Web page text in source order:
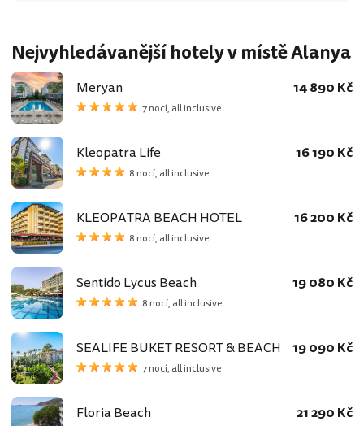
Nejvyhledávanější hotely v místě Alanya
Meryan
7 nocí, all inclusive
14 890 Kč
Kleopatra Life
8 nocí, all inclusive
16 190 Kč
KLEOPATRA BEACH HOTEL
8 nocí, all inclusive
16 200 Kč
Sentido Lycus Beach
8 nocí, all inclusive
19 080 Kč
SEALIFE BUKET RESORT & BEACH
7 nocí, all inclusive
19 090 Kč
Floria Beach 21 290 Kč